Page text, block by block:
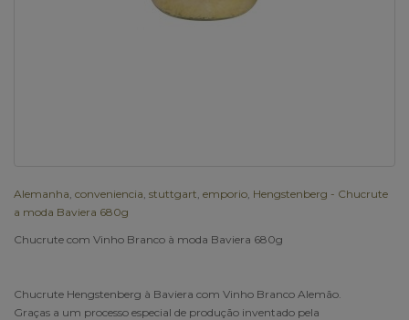
Alemanha conveniencia stuttgart emporio Hengstenberg - Chucrute
a moda Baviera 680g
Chucrute com Vinho Branco à moda Baviera 680g
Chucrute Hengstenberg à Baviera com Vinho Branco Alemão.
Graças a um processo especial de produção inventado pela